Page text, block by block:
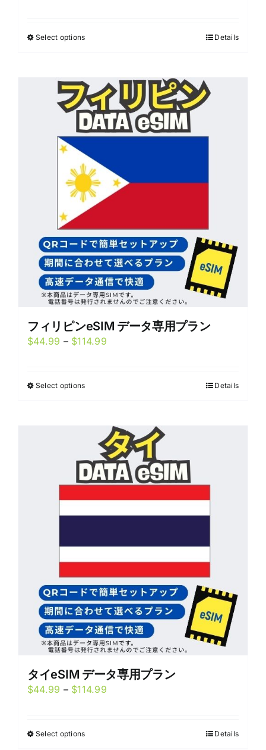
Select optionsThis
multiple
variants.
The
options
may
be
chosen
on
the
product
page
Details
フィリピンeSIM データ専用プラン
$44.99 – $114.99Price
Select optionsThis
multiple
variants.
The
options
may
be
on
the
product
page
Details
タイeSIM データ専用プラン
$44.99 – $114.99Price
Select optionsThis
Details